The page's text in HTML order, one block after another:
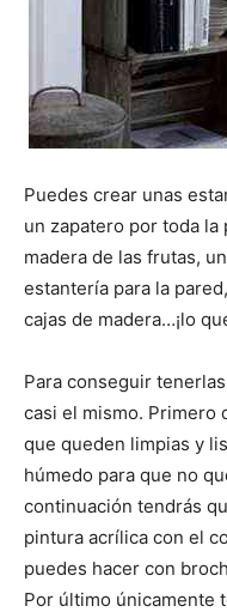
Puedes crear unas
un zapatero por toda la
madera de las frutas,
estantería para la
cajas de madera…¡lo
Para conseguir
casi el mismo. Primero
que queden limpias y
húmedo para que no
continuación tendrás
pintura acrílica con el
puedes hacer con
Por último únicamente